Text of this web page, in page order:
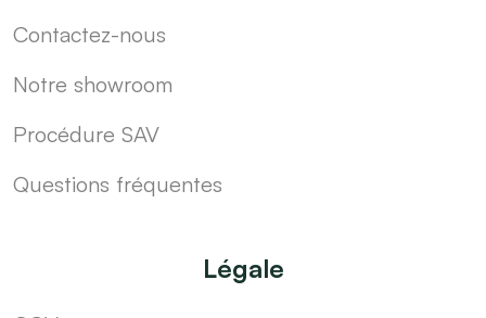
Contactez-nous
Notre showroom
Procédure SAV
Questions fréquentes
Légale